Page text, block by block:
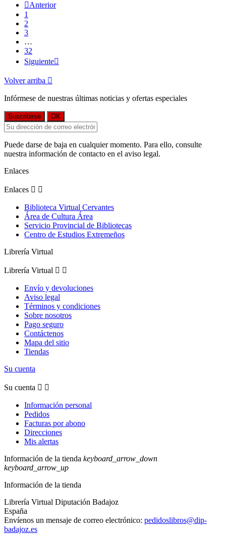
Anterior
1
2
3
…
32
Siguiente
Volver arriba 
Infórmese de nuestras últimas noticias y ofertas especiales
Puede darse de baja en cualquier momento. Para ello, consulte
nuestra información de contacto en el aviso legal.
Enlaces
Enlaces  
Biblioteca Virtual Cervantes
Área de Cultura Área
Servicio Provincial de Bibliotecas
Centro de Estudios Extremeños
Librería Virtual
Librería Virtual  
Envío y devoluciones
Aviso legal
Términos y condiciones
Sobre nosotros
Pago seguro
Contáctenos
Mapa del sitio
Tiendas
Su cuenta
Su cuenta  
Información personal
Pedidos
Facturas por abono
Direcciones
Mis alertas
Información de la tienda keyboard_arrow_down
keyboard_arrow_up
Información de la tienda
Librería Virtual Diputación Badajoz
España
Envíenos un mensaje de correo electrónico: pedidoslibros@dip-
badajoz.es